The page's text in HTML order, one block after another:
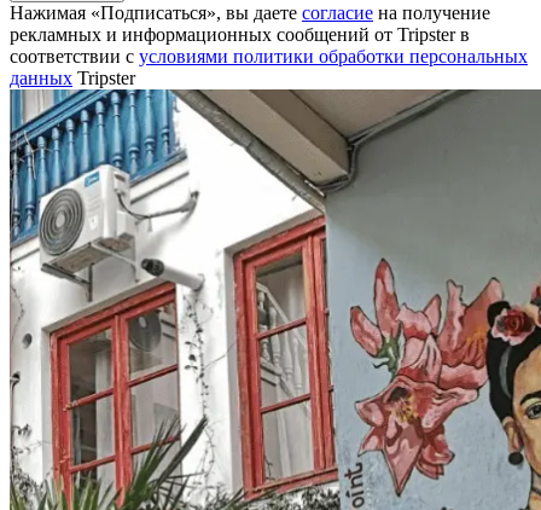
Нажимая «Подписаться», вы даете согласие на получение
рекламных и информационных сообщений от Tripster в
соответствии c условиями политики обработки персональных
данных Tripster